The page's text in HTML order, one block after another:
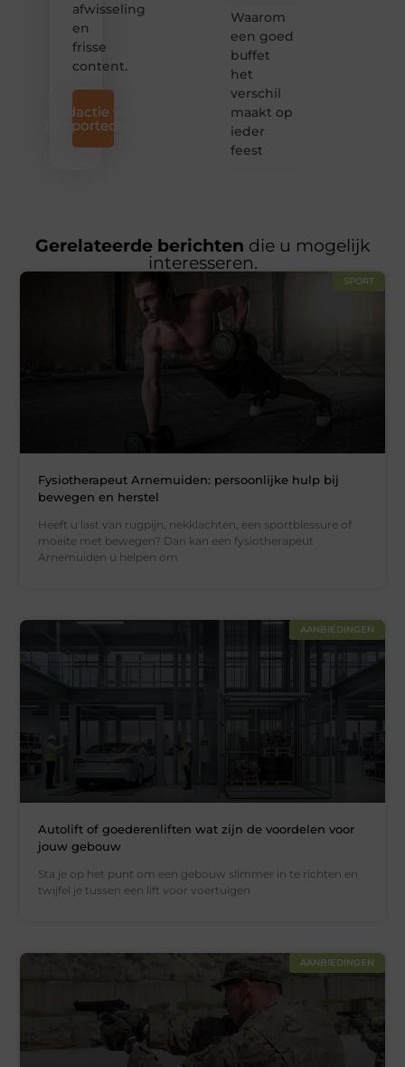
afwisseling
en
frisse
content.
Redactie van
Supportede.nl
Waarom
een goed
buffet
het
verschil
maakt op
ieder
feest
Gerelateerde berichten die u mogelijk
interesseren.
SPORT
Fysiotherapeut Arnemuiden: persoonlijke hulp bij
bewegen en herstel
Heeft u last van rugpijn, nekklachten, een sportblessure of
moeite met bewegen? Dan kan een fysiotherapeut
Arnemuiden u helpen om
AANBIEDINGEN
Autolift of goederenliften wat zijn de voordelen voor
jouw gebouw
Sta je op het punt om een gebouw slimmer in te richten en
twijfel je tussen een lift voor voertuigen
AANBIEDINGEN